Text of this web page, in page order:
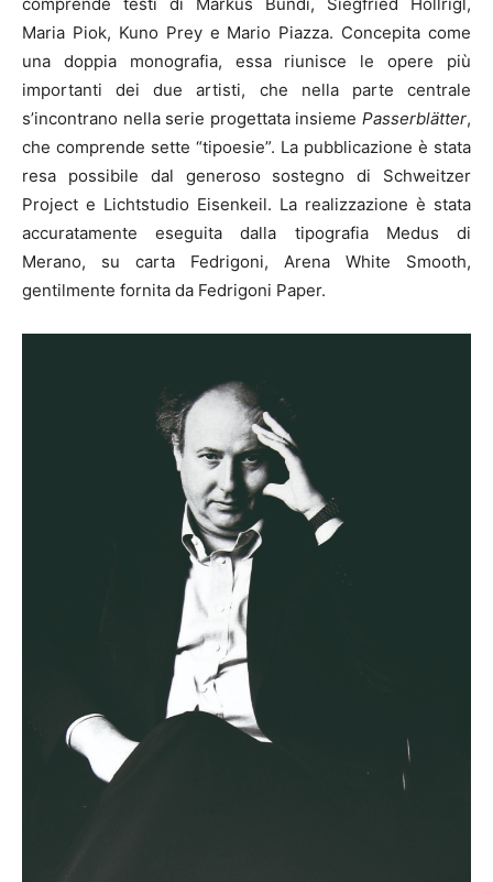
Maria Piok, Kuno Prey e Mario Piazza. Concepita come
una doppia monografia, essa riunisce le opere più
importanti dei due artisti, che nella parte centrale
s’incontrano nella serie progettata insieme Passerblätter,
che comprende sette “tipoesie”. La pubblicazione è stata
resa possibile dal generoso sostegno di Schweitzer
Project e Lichtstudio Eisenkeil. La realizzazione è stata
accuratamente eseguita dalla tipografia Medus di
Merano, su carta Fedrigoni, Arena White Smooth,
gentilmente fornita da Fedrigoni Paper.